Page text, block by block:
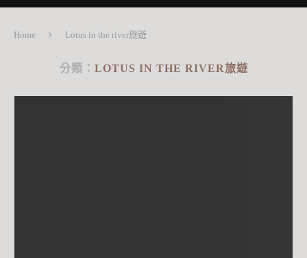
Home Lotus in the river旅遊
分類： LOTUS IN THE RIVER旅遊